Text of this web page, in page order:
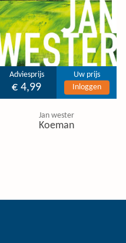
Adviesprijs
€ 4,99
Uw prijs
Inloggen
Jan wester
Koeman